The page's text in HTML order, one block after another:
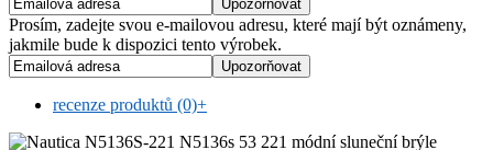
Prosím, zadejte svou e-mailovou adresu, které mají být oznámeny,
jakmile bude k dispozici tento výrobek.
recenze produktů (0)+